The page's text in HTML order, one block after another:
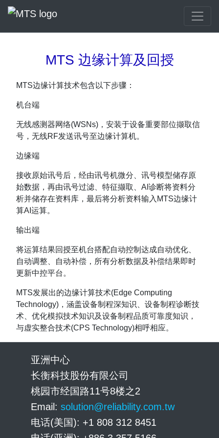
MTS 边缘计算及回授
MTS边缘计算​​技术包含以下步骤：
机台端
无线感测器网络(WSNs)，安装于设备重要部位撷取信
号，无线RF发送讯号至边缘计算机。
边缘端
接收原始讯号后，经由讯号机微分、讯号模型储存原
始数据，再由讯号过滤、特征撷取、AI诊断将资料分
析并储存在资料库，最后将分析资料输入MTS边缘计
算​​AI运算。
输出端
将运算结果回授至机台搭配自动控制达成自动优化、
自动调整、自动补偿，所有分析数据及补偿结果即时
更新中控平台。
MTS发展出的边缘计算技术(Edge Computing
Technology)，涵盖设备制程深知识、设备制程诊断技
术、优化模拟技术知识及设备制程品质可靠度知识，
与虚实整合技术(CPS Technology)相呼相应。
亚洲中心
长衡科技股份有限公司
桃园市经国路11号8楼之2
Email: solution@reliability.com.tw
电话(美国): +1 808 312 8451